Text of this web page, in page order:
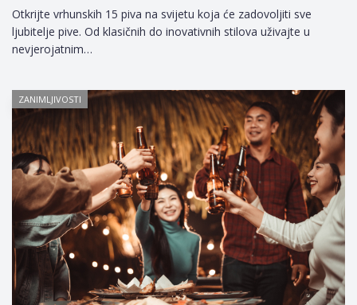
Otkrijte vrhunskih 15 piva na svijetu koja će zadovoljiti sve
ljubitelje pive. Od klasičnih do inovativnih stilova uživajte u
nevjerojatnim…
ZANIMLJIVOSTI